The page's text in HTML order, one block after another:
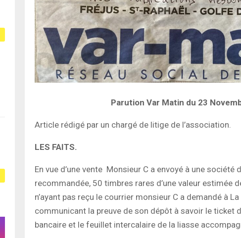
Parution Var Matin du 23
Article rédigé par un chargé de litige de l’association.
LES FAITS.
En vue d’une vente Monsieur C a envoyé à une société
recommandée, 50 timbres rares d’une valeur estimée
n’ayant pas reçu le courrier monsieur C a demandé à
communicant la preuve de son dépôt à savoir le ticket
bancaire et le feuillet intercalaire de la liasse